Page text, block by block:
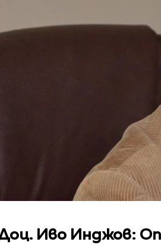
Иво Инджов: